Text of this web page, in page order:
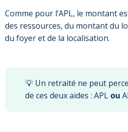
Comme pour l’APL, le montant
des ressources, du montant du
du foyer et de la localisation.
💡 Un retraité ne peut
de ces deux aides : APL ou